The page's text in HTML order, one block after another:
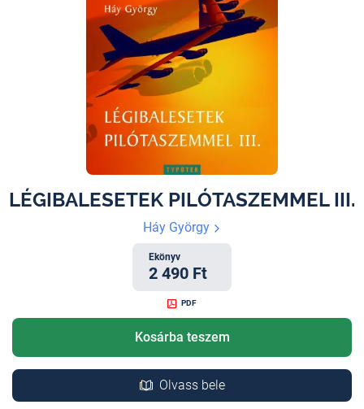
LÉGIBALESETEK PILÓTASZEMMEL III.
Háy György
Ekönyv
2 490 Ft
PDF
Kosárba teszem
Olvass bele